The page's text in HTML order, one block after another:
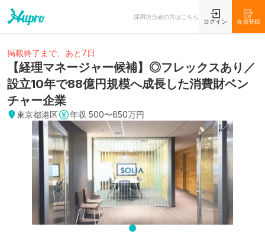
採用担当者の方はこちら
ログイン 会員登録
掲載終了まで、あと7日
【経理マネージャー候補】◎フレックスあり／
設立10年で88億円規模へ成長した消費財ベン
チャー企業
東京都港区 年収 500〜650万円